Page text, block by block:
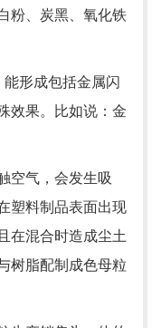
粉、炭黑、氧化铁
形成包括金属闪
效果。比如说：金
空气，会发生吸
塑料制品表面出现
在混合时造成尘土
树脂配制成色母粒